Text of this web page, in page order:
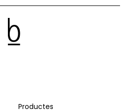
Productes